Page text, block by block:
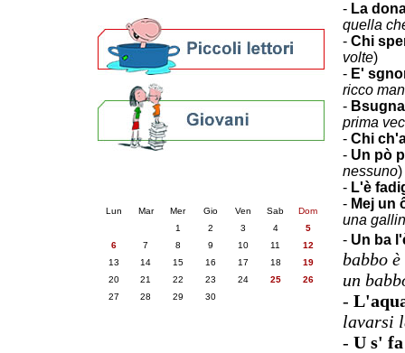
- La
quella
- Chi
volte)
- E'
ricco
-
prima
- Chi
- Un pò
nessuno)
- L'è
- Mej un
una
- Un ba
babbo
un
-
lavarsi
- U s'
Lun Mar Mer Gio Ven Sab
Dom
1
2 3 4
5
6
7 8 9 10 11
12
13
14 15 16 17 18
19
20
21 22 23 24 25
26
27
28 29 30